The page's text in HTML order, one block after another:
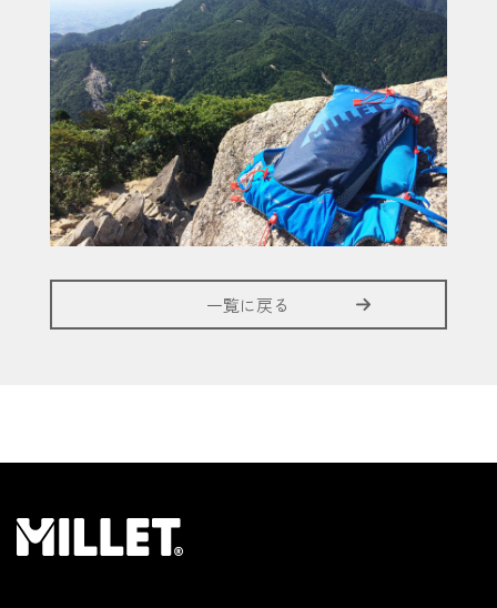
一覧に戻る